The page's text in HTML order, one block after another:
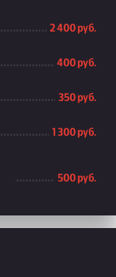
2 400 руб.
400 руб.
350 руб.
1 300 руб.
500 руб.